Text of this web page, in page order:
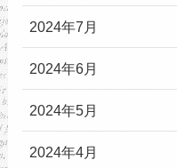
2024年7月
2024年6月
2024年5月
2024年4月